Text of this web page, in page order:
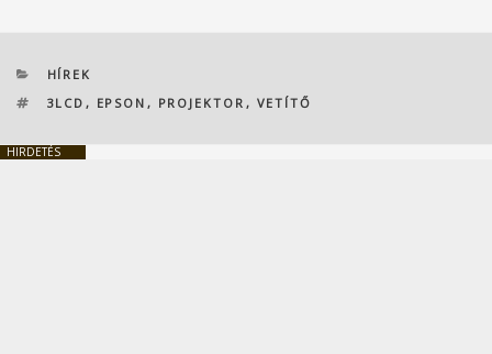
KATEGÓRIÁK
HÍREK
CÍMKÉK
3LCD , EPSON , PROJEKTOR , VETÍTŐ
HIRDETÉS